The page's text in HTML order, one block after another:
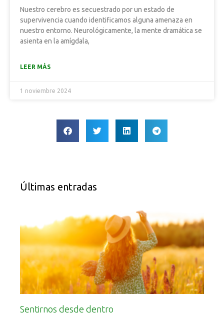
Nuestro cerebro es secuestrado por un estado de
supervivencia cuando identificamos alguna amenaza en
nuestro entorno. Neurológicamente, la mente dramática se
asienta en la amígdala,
LEER MÁS
1 noviembre 2024
Últimas entradas
Sentirnos desde dentro